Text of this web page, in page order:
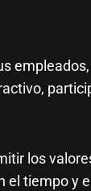
los
tiempo y